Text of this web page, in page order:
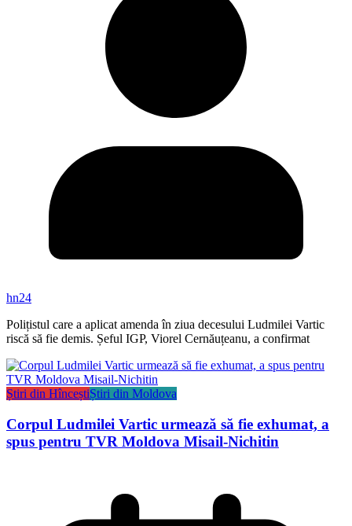
hn24
Polițistul care a aplicat amenda în ziua decesului Ludmilei Vartic
riscă să fie demis. Șeful IGP, Viorel Cernăuțeanu, a confirmat
Știri din HînceștiȘtiri din Moldova
Corpul Ludmilei Vartic urmează să fie exhumat, a
spus pentru TVR Moldova Misail-Nichitin